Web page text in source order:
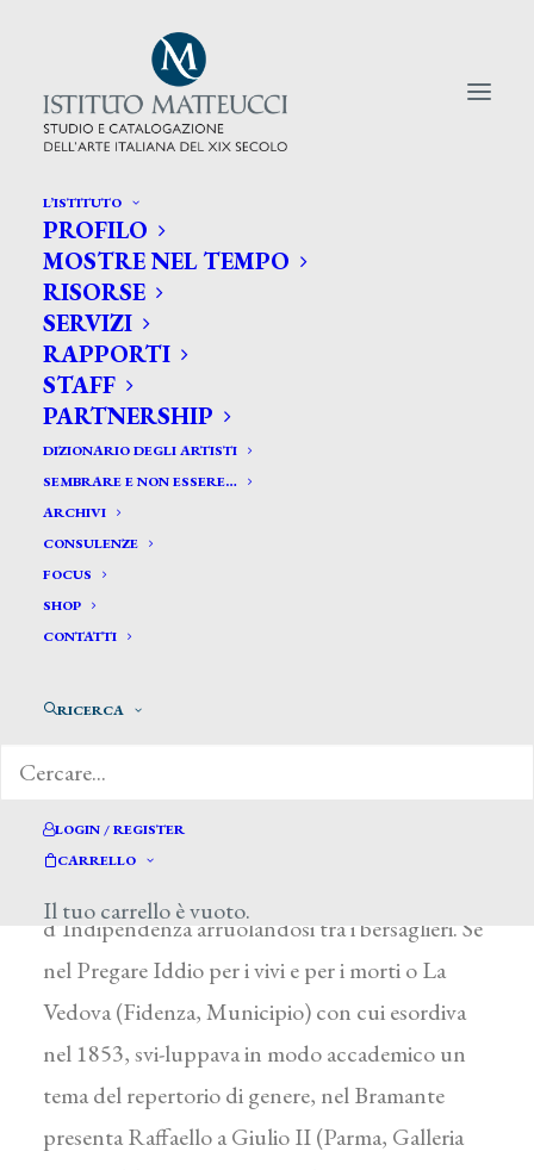
L’ISTITUTO
PROFILO
MOSTRE NEL TEMPO
RISORSE
SERVIZI
RAPPORTI
STAFF
PARTNERSHIP
DIZIONARIO DEGLI ARTISTI
SEMBRARE E NON ESSERE…
ARCHIVI
CONSULENZE
FOCUS
SHOP
CONTATTI
RICERCA
LOGIN / REGISTER
CARRELLO
Il tuo carrello è vuoto.
CERCA TRA GLI ARTISTI:
Search
for:
Affanni Ignazio *
AFFANNI IGNAZIO
1889
retaggio della grande scuola emiliana. Tra il
d’Indipendenza arruolandosi tra i bersaglieri. Se
nel Pregare Iddio per i vivi e per i morti o La
Vedova (Fidenza, Municipio) con cui esordiva
nel 1853, svi-luppava in modo accademico un
tema del repertorio di genere, nel Bramante
presenta Raffaello a Giulio II (Parma, Galleria